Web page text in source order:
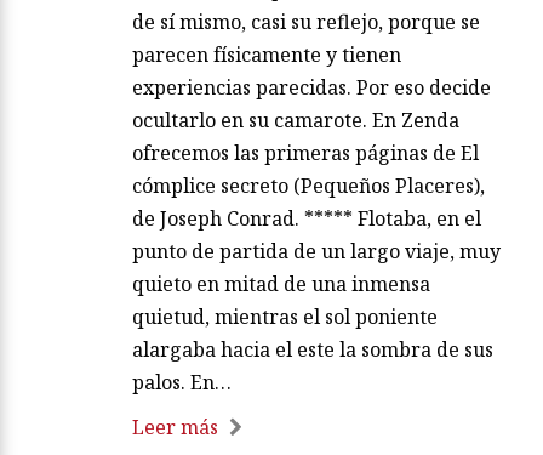
de sí mismo, casi su reflejo, porque se
parecen físicamente y tienen
experiencias parecidas. Por eso decide
ocultarlo en su camarote. En Zenda
ofrecemos las primeras páginas de El
cómplice secreto (Pequeños Placeres),
de Joseph Conrad. ***** Flotaba, en el
punto de partida de un largo viaje, muy
quieto en mitad de una inmensa
quietud, mientras el sol poniente
alargaba hacia el este la sombra de sus
palos. En…
Leer más